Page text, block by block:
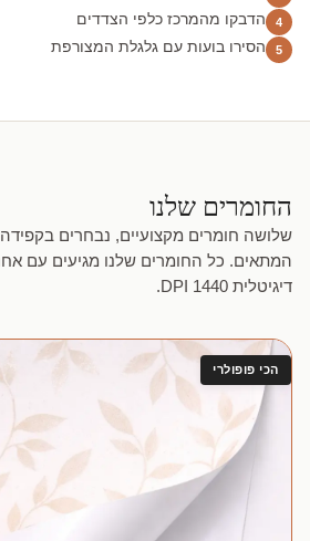
4 הדבקו מהמרכז כלפי הצדדים
5 הסירו בועות עם גלגלת המצורפת
החומרים שלנו
שלושה חומרים מקצועיים, נבחרים
המתאים. כל החומרים שלנו מגיעים עם
דיגיטלית 1440 DPI.
הכי פופולרי